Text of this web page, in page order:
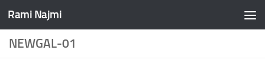
Skip to content
Rami Najmi
NEWGAL-01